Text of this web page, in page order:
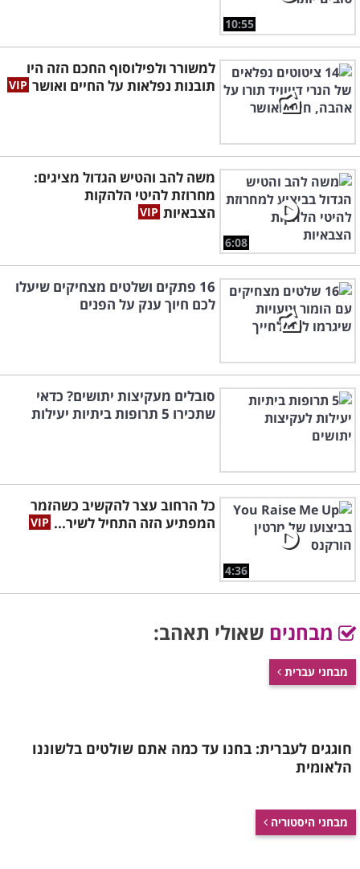
10:55
למשורר ולפילוסוף החכם הזה היו
תובנות נפלאות על החיים ואושר
6:08
משה להב והטיש הגדול מציגים:
מחרוזת להיטי הלהקות
הצבאיות
16 פתקים ושלטים מצחיקים שיעלו
לכם חיוך ענק על הפנים
סובלים מעקיצות יתושים? כדאי
שתכירו 5 תרופות ביתיות יעילות
4:36
כל הרחוב עצר להקשיב כשהזמר
המפתיע הזה התחיל לשיר...
מבחנים שאולי תאהב:
מבחני עברית
חוגגים לעברית: בחנו עד כמה אתם שולטים בלשוננו
הלאומית
מבחני היסטוריה